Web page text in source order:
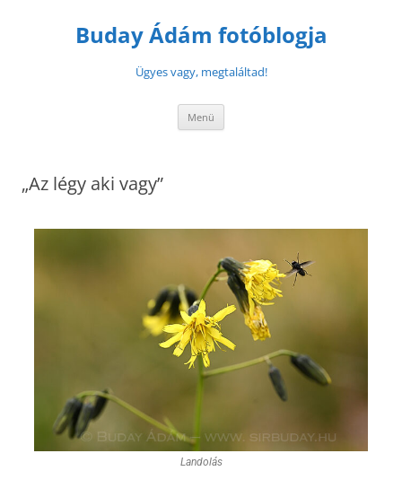
Buday Ádám fotóblogja
Ügyes vagy, megtaláltad!
Menü
„Az légy aki vagy”
Landolás